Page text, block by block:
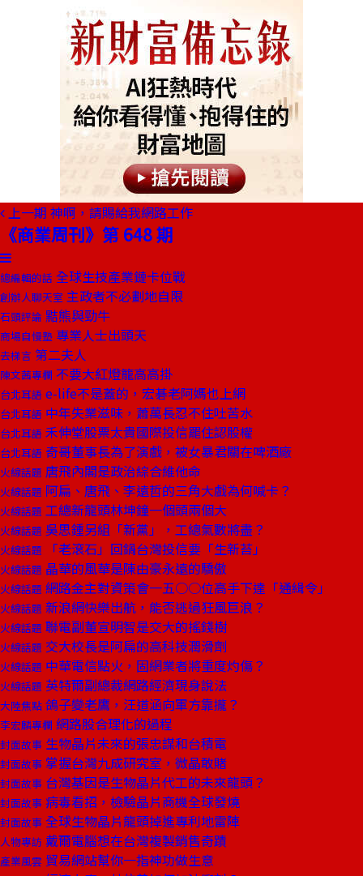
上一期 神啊，請賜給我網路工作
《商業周刊》第 648 期
總編輯的話 全球生技產業鏈卡位戰
創辦人聊天室 主政者不必劃地自限
石頭評論 黠熊與勁牛
商場自慢塾 專業人士出頭天
去梯言 第二夫人
陳文茜專欄 不要大紅燈籠高高掛
台北耳語 e-life不是蓋的，宏碁老阿媽也上網
台北耳語 中年失業滋味，蕭萬長忍不住吐苦水
台北耳語 禾伸堂股票太貴國際投信罷住認股權
台北耳語 奇哥董事長為了演戲，被女暴君關在啤酒廠
火線話題 唐飛內閣是政治綜合維他命
火線話題 阿扁、唐飛、李遠哲的三角大戲為何喊卡？
火線話題 工總新龍頭林坤鐘一個頭兩個大
火線話題 吳思鍾另組「新黨」，工總氣數將盡？
火線話題 「老滾石」回鍋台灣投信要「生新苔」
火線話題 晶華的風華是陳由豪永遠的驕傲
火線話題 網路金主對資策會一五○○位高手下達「通緝令」
火線話題 新浪網快樂出航，能否逃過狂風巨浪？
火線話題 聯電副董宣明智是交大的搖錢樹
火線話題 交大校長是阿扁的高科技潤滑劑
火線話題 中華電信點火，固網業者將重度灼傷？
火線話題 英特爾副總裁網路經濟現身說法
大陸焦點 鴿子變老鷹，汪道涵向軍方靠攏？
李宏麟專欄 網路股合理化的過程
封面故事 生物晶片未來的張忠謀和台積電
封面故事 掌握台灣九成研究室，微晶敢賭
封面故事 台灣基因是生物晶片代工的未來龍頭？
封面故事 病毒看招，檢驗晶片商機全球發燒
封面故事 全球生物晶片龍頭掉進專利地雷陣
人物專訪 戴爾電腦想在台灣複製銷售奇蹟
產業風雲 貿易網站幫你一指神功做生意